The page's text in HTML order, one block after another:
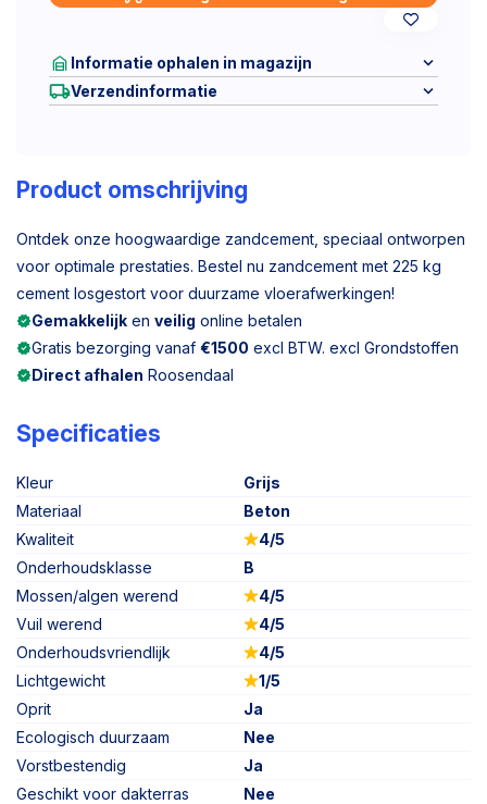
Informatie ophalen in magazijn
Verzendinformatie
Product omschrijving
Ontdek onze hoogwaardige zandcement, speciaal ontworpen
voor optimale prestaties. Bestel nu zandcement met 225 kg
cement losgestort voor duurzame vloerafwerkingen!
Gemakkelijk en veilig online betalen
Gratis bezorging vanaf €1500 excl BTW. excl Grondstoffen
Direct afhalen Roosendaal
Specificaties
Kleur
Grijs
Materiaal
Beton
Kwaliteit
4/5
Onderhoudsklasse
B
Mossen/algen werend
4/5
Vuil werend
4/5
Onderhoudsvriendlijk
4/5
Lichtgewicht
1/5
Oprit
Ja
Ecologisch duurzaam
Nee
Vorstbestendig
Ja
Geschikt voor dakterras
Nee